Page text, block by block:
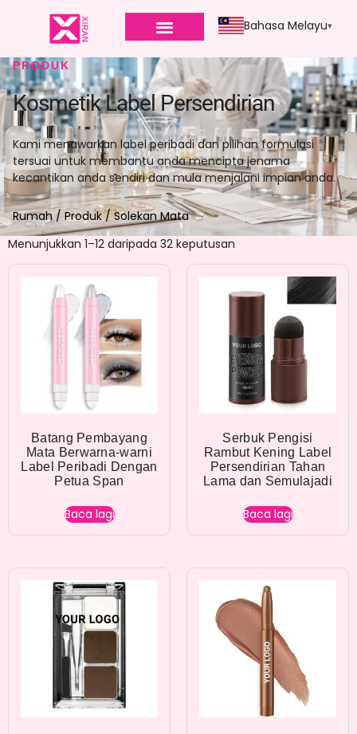
Bahasa Melayu
PRODUK
Kosmetik Label Persendirian
Kami menawarkan label peribadi dan pilihan formulasi
tersuai untuk membantu anda mencipta jenama
kecantikan anda sendiri dan mula menjalani impian anda.
Rumah/ Produk/ Solekan Mata
Menunjukkan 1–12 daripada 32 keputusan
Batang Pembayang
Mata Berwarna-warni
Label Peribadi Dengan
Petua Span
Baca lagi
Serbuk Pengisi
Rambut Kening Label
Persendirian Tahan
Lama dan Semulajadi
Baca lagi